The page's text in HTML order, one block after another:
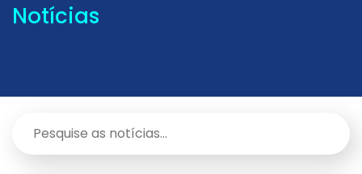
Notícias